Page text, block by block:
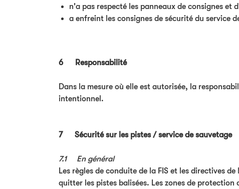
n'a pas respecté les panneaux de consignes
a enfreint les consignes de sécurité du service
6 Responsabilité
Dans la mesure où elle est autorisée, la
intentionnel.
7 Sécurité sur les pistes / service de sauvetage
7.1 En général
Les règles de conduite de la FIS et les directives
quitter les pistes balisées. Les zones de